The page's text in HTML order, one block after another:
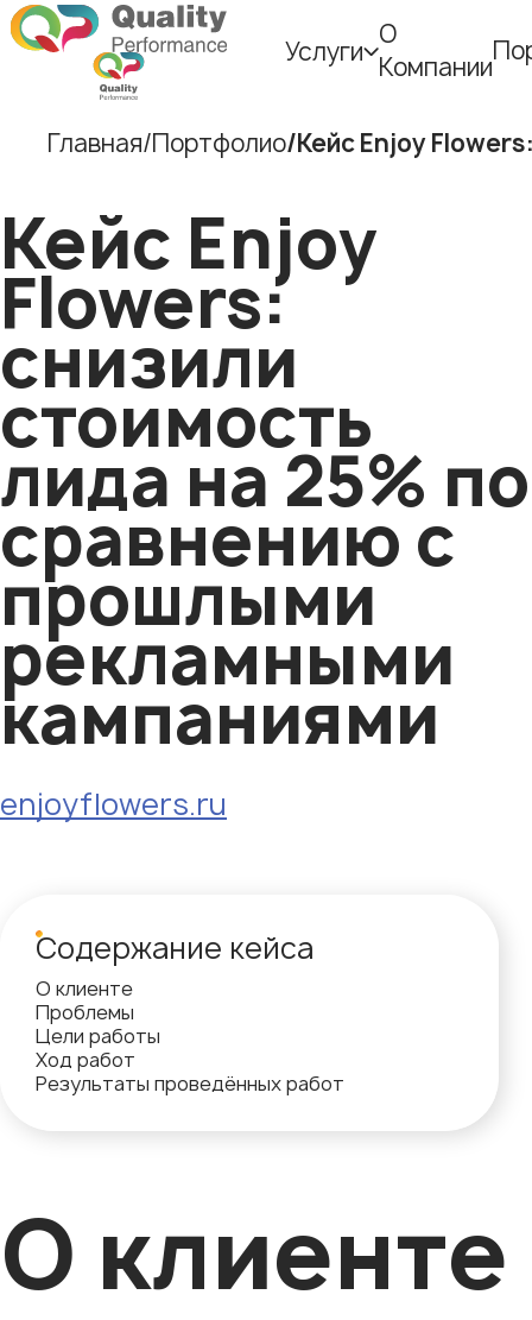
Услуги
О
Компании
Главная Портфолио Кейс Enjoy
Кейс Enjoy
Flowers:
снизили
стоимость
лида на 25% по
сравнению с
прошлыми
рекламными
кампаниями
enjoyflowers.ru
Содержание кейса
О клиенте
Проблемы
Цели работы
Ход работ
Результаты проведённых работ
О клиенте